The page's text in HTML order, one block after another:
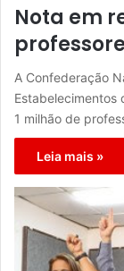
Nota em
A Confederação
Estabelecimentos
1 milhão de
Leia mais »